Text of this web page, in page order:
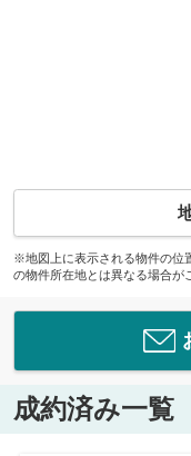
※地図上に表示される物件の位
の物件所在地とは異なる場合が
成約済み一覧